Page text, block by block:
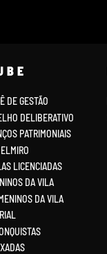
DE GESTÃO
DELIBERATIVO
PATRIMONIAIS
LICENCIADAS
DA VILA
DA VILA